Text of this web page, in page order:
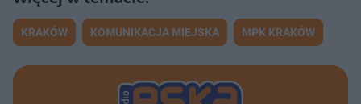
KRAKÓW KOMUNIKACJA MIEJSKA MPK KRAKÓW